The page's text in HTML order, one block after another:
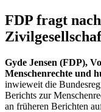
FDP fragt
Gyde Jensen (FDP),
Menschenrechte und
inwieweit die
Berichts zur
an früheren Berichten